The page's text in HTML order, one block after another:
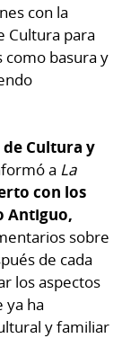
con la
Cultura para
basura y
Cultura y
a La
con los
Antiguo,
sobre
de cada
los aspectos
ya ha
y familiar